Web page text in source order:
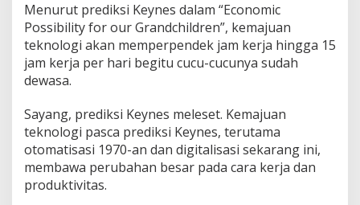
Menurut prediksi Keynes dalam “Economic
Possibility for our Grandchildren”, kemajuan
teknologi akan memperpendek jam kerja hingga 15
jam kerja per hari begitu cucu-cucunya sudah
dewasa.
Sayang, prediksi Keynes meleset. Kemajuan
teknologi pasca prediksi Keynes, terutama
otomatisasi 1970-an dan digitalisasi sekarang ini,
membawa perubahan besar pada cara kerja dan
produktivitas.